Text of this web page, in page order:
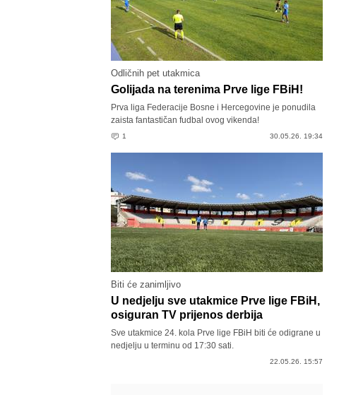
Odličnih pet utakmica
Golijada na terenima Prve lige FBiH!
Prva liga Federacije Bosne i Hercegovine je ponudila
zaista fantastičan fudbal ovog vikenda!
1 30.05.26. 19:34
Biti će zanimljivo
U nedjelju sve utakmice Prve lige FBiH,
osiguran TV prijenos derbija
Sve utakmice 24. kola Prve lige FBiH biti će odigrane u
nedjelju u terminu od 17:30 sati.
22.05.26. 15:57